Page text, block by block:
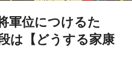
軍位につけるた
は【どうする家康